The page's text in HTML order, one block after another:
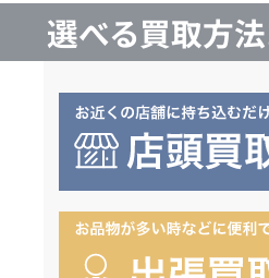
選べる買取方